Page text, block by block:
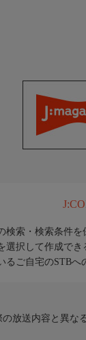
検索・検索条件を
選択して作成でき
るご自宅のSTBへ
放送内容と異な